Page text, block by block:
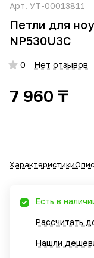
Арт. УТ-00013811
Петли для
NP530U3C
0 Нет отзывов
7 960 ₸
Характеристики
Есть в
Рассчитать
Нашли